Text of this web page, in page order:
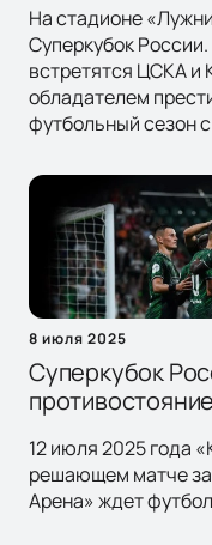
На стадионе
Суперкубок
встретятся ЦСКА и
обладателем
футбольный сезон
8 июля 2025
Суперкубок
12 июля 2025 года
решающем матче за
Арена» ждет